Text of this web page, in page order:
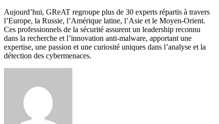
Aujourd’hui, GReAT regroupe plus de 30 experts répartis à travers
l’Europe, la Russie, l’Amérique latine, l’Asie et le Moyen-Orient.
Ces professionnels de la sécurité assurent un leadership reconnu
dans la recherche et l’innovation anti-malware, apportant une
expertise, une passion et une curiosité uniques dans l’analyse et la
détection des cybermenaces.